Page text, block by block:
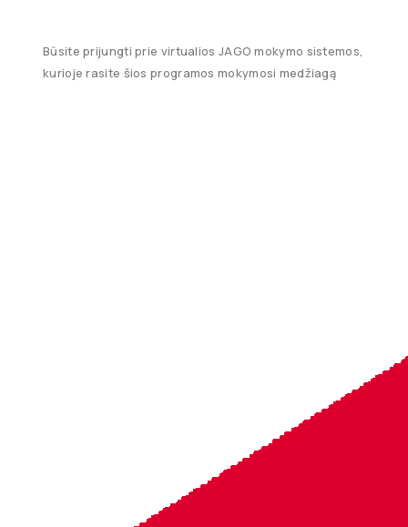
Būsite prijungti prie virtualios JAGO mokymo sistemos,
kurioje rasite šios programos mokymosi medžiagą